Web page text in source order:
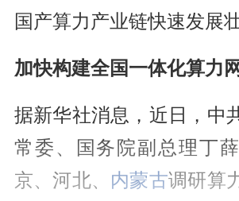
国产算力产业链快速发展壮
加快构建全国一体化算力网
据新华社消息，近日，中
常委、国务院副总理丁
京、河北、 内蒙古调研算